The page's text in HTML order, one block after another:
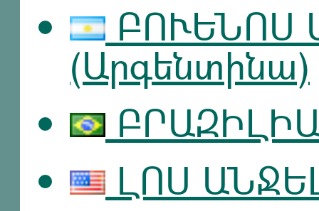
ԲՈՒԵՆՈՍ
(Արգենտինա)
ԼՈՍ